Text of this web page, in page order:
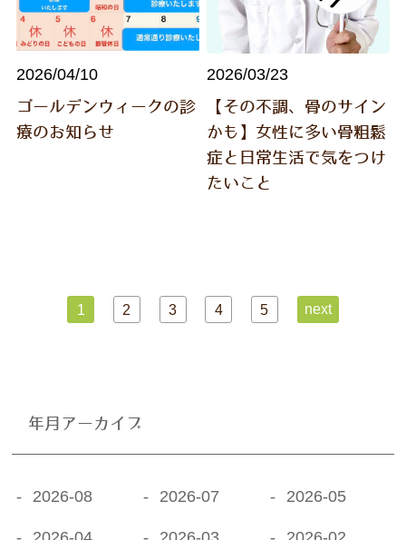
2026/04/10
ゴールデンウィークの診
療のお知らせ
2026/03/23
【その不調、骨のサイン
かも】女性に多い骨粗鬆
症と日常生活で気をつけ
たいこと
1 2 3 4 5 next
年月アーカイブ
2026-08 2026-07 2026-05